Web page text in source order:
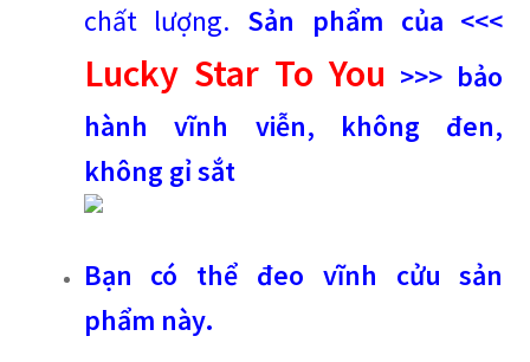
chất lượng. Sản phẩm của <<<
Lucky Star To You >>> bảo
hành vĩnh viễn, không đen,
không gỉ sắt
Bạn có thể đeo vĩnh cửu sản
phẩm này.